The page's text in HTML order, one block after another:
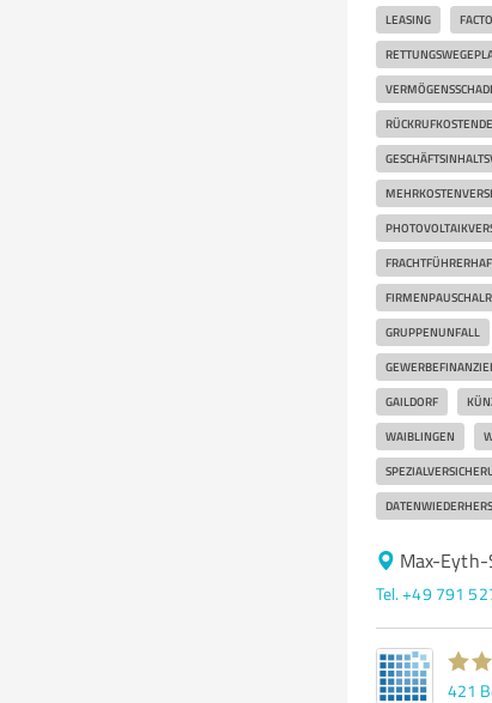
LEASING
GRUPPENUNFALL
GAILDORF
WAIBLINGEN
Max-
Tel. +49 791
421